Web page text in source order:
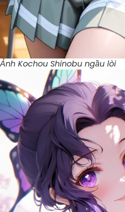
Ảnh Kochou Shinobu ngầu lòi